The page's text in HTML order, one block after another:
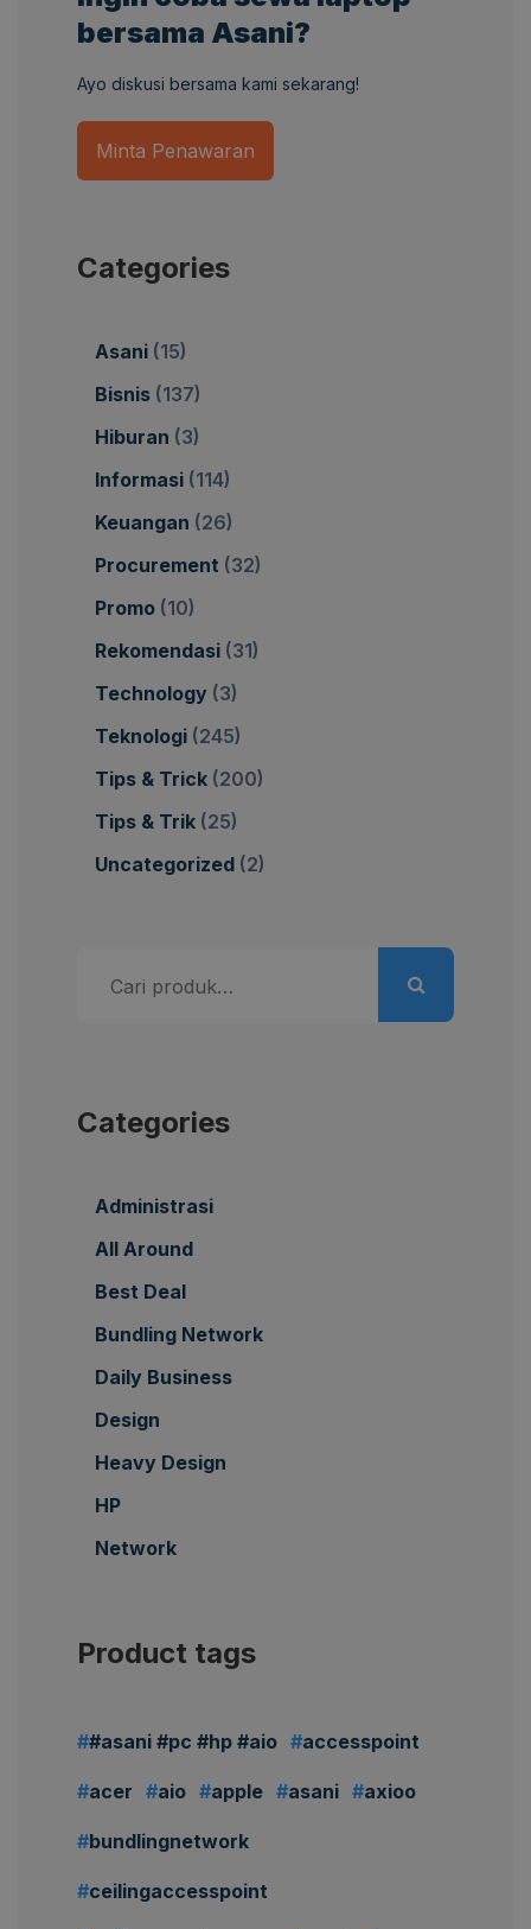
bersama Asani?
Ayo diskusi bersama kami sekarang!
Minta Penawaran
Categories
Asani (15)
Bisnis (137)
Hiburan (3)
Informasi (114)
Keuangan (26)
Procurement (32)
Promo (10)
Rekomendasi (31)
Technology (3)
Teknologi (245)
Tips & Trick (200)
Tips & Trik (25)
Uncategorized (2)
untuk:
Categories
Administrasi
All Around
Best Deal
Bundling Network
Daily Business
Design
Heavy Design
HP
Network
Product tags
#asani #pc #hp #aio accesspoint
acer aio apple asani axioo
bundlingnetwork
ceilingaccesspoint